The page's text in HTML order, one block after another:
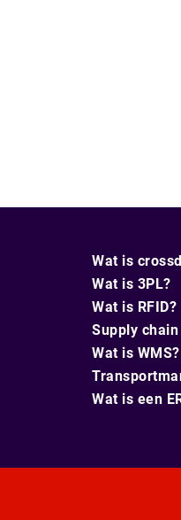
Wat is
Wat is 3PL?
Wat is RFID?
Supply
Wat is WMS?
Wat is een